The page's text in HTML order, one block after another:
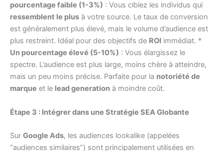
pourcentage faible (1-3%) : Vous ciblez les individus qui
ressemblent le plus à votre source. Le taux de conversion
est généralement plus élevé, mais le volume d’audience est
plus restreint. Idéal pour des objectifs de ROI immédiat. *
Un pourcentage élevé (5-10%) : Vous élargissez le
spectre. L’audience est plus large, moins chère à atteindre,
mais un peu moins précise. Parfaite pour la notoriété de
marque et le lead generation à moindre coût.
Étape 3 : Intégrer dans une Stratégie SEA Globante
Sur Google Ads, les audiences lookalike (appelées
“audiences similaires”) sont principalement utilisées en